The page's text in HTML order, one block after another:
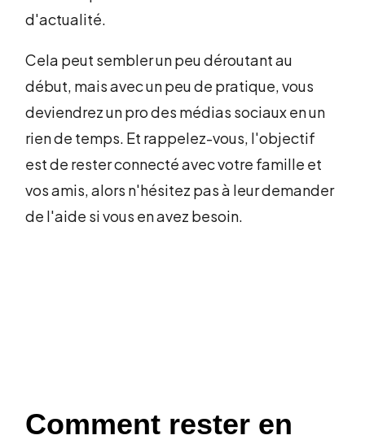
d'actualité.
Cela peut sembler un peu déroutant au
début, mais avec un peu de pratique, vous
deviendrez un pro des médias sociaux en un
rien de temps. Et rappelez-vous, l'objectif
est de rester connecté avec votre famille et
vos amis, alors n'hésitez pas à leur demander
de l'aide si vous en avez besoin.
Comment rester en